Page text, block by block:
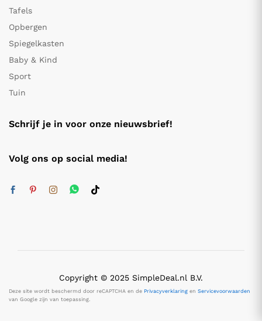
Tafels
Opbergen
Spiegelkasten
Baby & Kind
Sport
Tuin
Schrijf je in voor onze nieuwsbrief!
Volg ons op social media!
Copyright © 2025 SimpleDeal.nl B.V.
Deze site wordt beschermd door reCAPTCHA en de Privacyverklaring en Servicevoorwaarden
van Google zijn van toepassing.